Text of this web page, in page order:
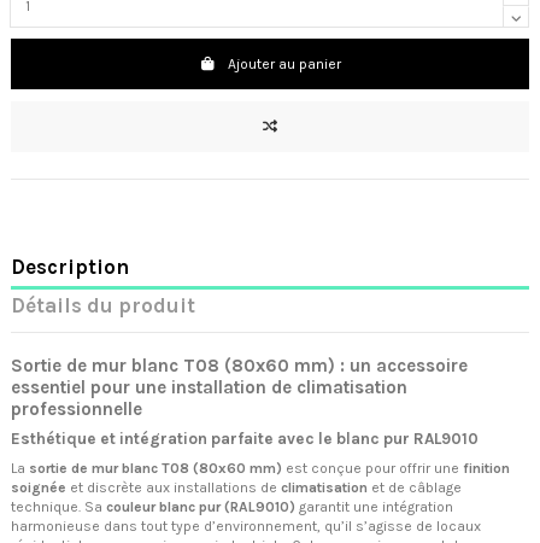
Ajouter au panier
Description
Détails du produit
Sortie de mur blanc T08 (80x60 mm) : un accessoire
essentiel pour une installation de climatisation
professionnelle
Esthétique et intégration parfaite avec le blanc pur RAL9010
La sortie de mur blanc T08 (80x60 mm) est conçue pour offrir une finition
soignée et discrète aux installations de climatisation et de câblage
technique. Sa couleur blanc pur (RAL9010) garantit une intégration
harmonieuse dans tout type d’environnement, qu’il s’agisse de locaux